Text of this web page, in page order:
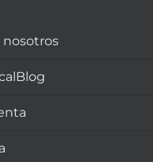
nosotros